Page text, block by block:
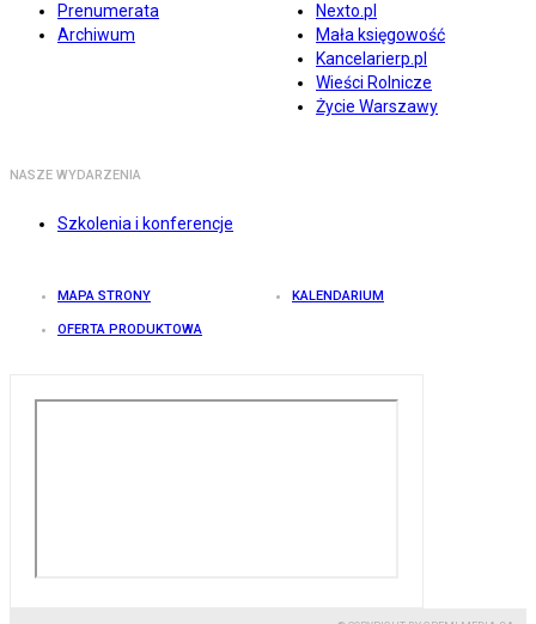
Prenumerata
Archiwum
Nexto.pl
Mała księgowość
Kancelarierp.pl
Wieści Rolnicze
Życie Warszawy
NASZE WYDARZENIA
Szkolenia i konferencje
MAPA STRONY KALENDARIUM
OFERTA PRODUKTOWA